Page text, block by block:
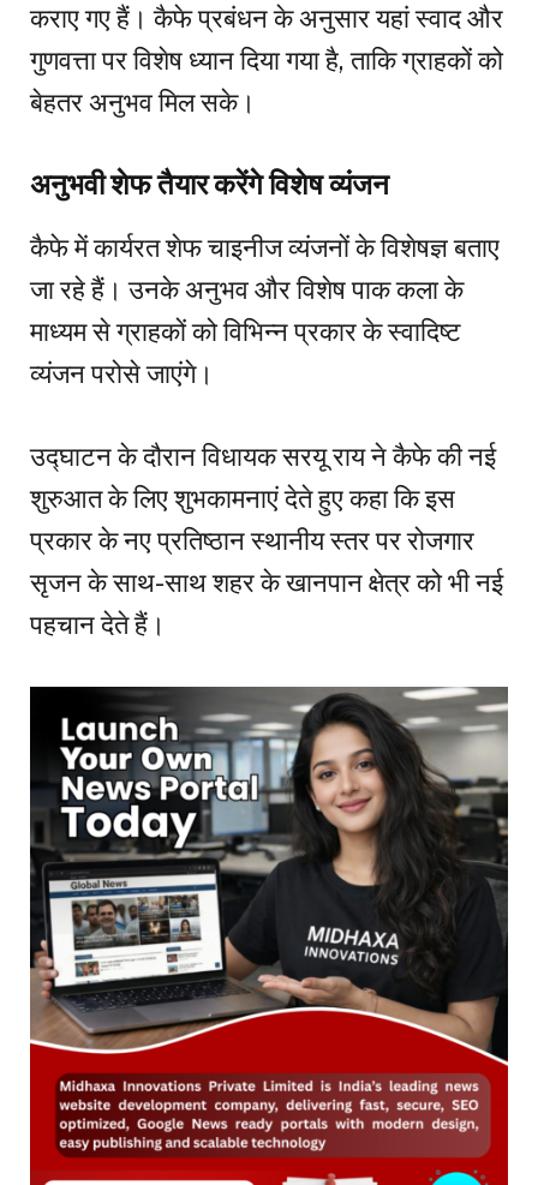
कराए गए हैं। कैफे प्रबंधन के अनुसार यहां स्वाद और
गुणवत्ता पर विशेष ध्यान दिया गया है, ताकि ग्राहकों को
बेहतर अनुभव मिल सके।
अनुभवी शेफ तैयार करेंगे विशेष व्यंजन
कैफे में कार्यरत शेफ चाइनीज व्यंजनों के विशेषज्ञ बताए
जा रहे हैं। उनके अनुभव और विशेष पाक कला के
माध्यम से ग्राहकों को विभिन्न प्रकार के स्वादिष्ट
व्यंजन परोसे जाएंगे।
उद्घाटन के दौरान विधायक सरयू राय ने कैफे की नई
शुरुआत के लिए शुभकामनाएं देते हुए कहा कि इस
प्रकार के नए प्रतिष्ठान स्थानीय स्तर पर रोजगार
सृजन के साथ-साथ शहर के खानपान क्षेत्र को भी नई
पहचान देते हैं।